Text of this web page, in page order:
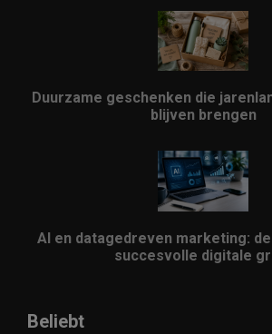
Duurzame geschenken die
blijven brengen
AI en datagedreven marketing:
succesvolle digitale
Beliebt